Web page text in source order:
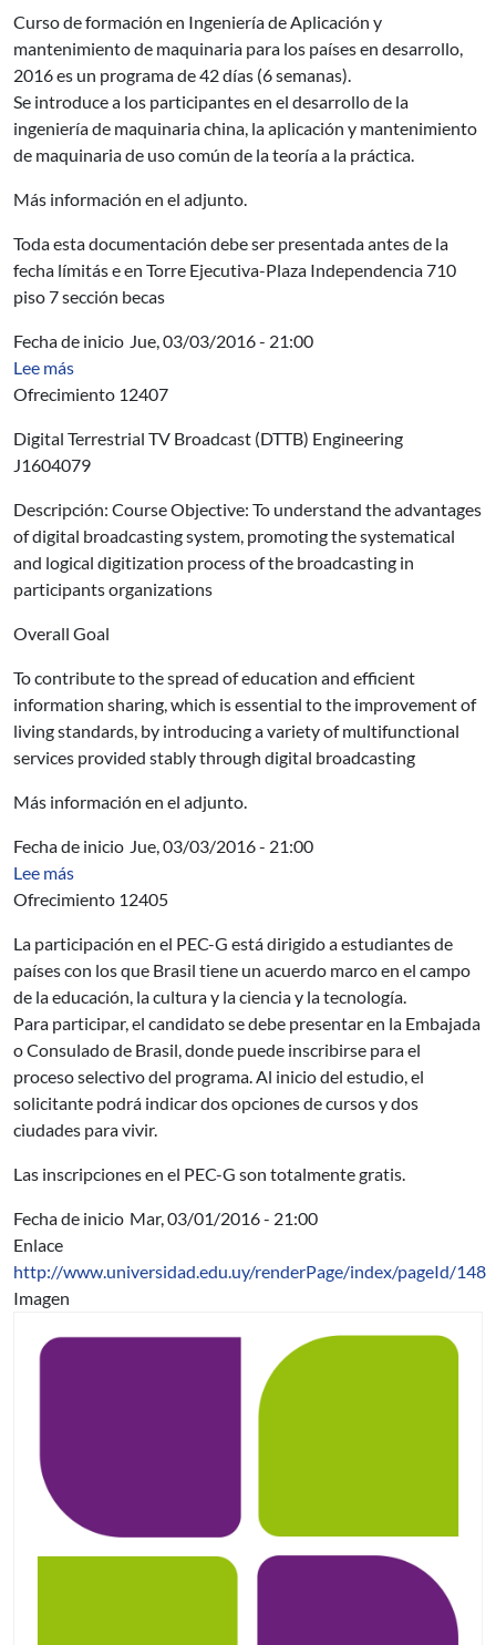
Curso de formación en Ingeniería de Aplicación y
mantenimiento de maquinaria para los países en desarrollo,
2016 es un programa de 42 días (6 semanas).
Se introduce a los participantes en el desarrollo de la
ingeniería de maquinaria china, la aplicación y mantenimiento
de maquinaria de uso común de la teoría a la práctica.
Más información en el adjunto.
Toda esta documentación debe ser presentada antes de la
fecha límitás e en Torre Ejecutiva-Plaza Independencia 710
piso 7 sección becas
Fecha de inicio Jue, 03/03/2016 - 21:00
Lee mássobre OPP - Digital Terrestrial TV Broadcast (DTTB)
Ofrecimiento 12407
Digital Terrestrial TV Broadcast (DTTB) Engineering
J1604079
Descripción: Course Objective: To understand the advantages
of digital broadcasting system, promoting the systematical
and logical digitization process of the broadcasting in
participants organizations
Overall Goal
To contribute to the spread of education and efficient
information sharing, which is essential to the improvement of
living standards, by introducing a variety of multifunctional
services provided stably through digital broadcasting
Más información en el adjunto.
Fecha de inicio Jue, 03/03/2016 - 21:00
Lee mássobre OPP - Becas PEC-G - Brasil
Ofrecimiento 12405
La participación en el PEC-G está dirigido a estudiantes de
países con los que Brasil tiene un acuerdo marco en el campo
de la educación, la cultura y la ciencia y la tecnología.
Para participar, el candidato se debe presentar en la Embajada
o Consulado de Brasil, donde puede inscribirse para el
proceso selectivo del programa. Al inicio del estudio, el
solicitante podrá indicar dos opciones de cursos y dos
ciudades para vivir.
Las inscripciones en el PEC-G son totalmente gratis.
Fecha de inicio Mar, 03/01/2016 - 21:00
Enlace
http://www.universidad.edu.uy/renderPage/index/pageId/148
Imagen